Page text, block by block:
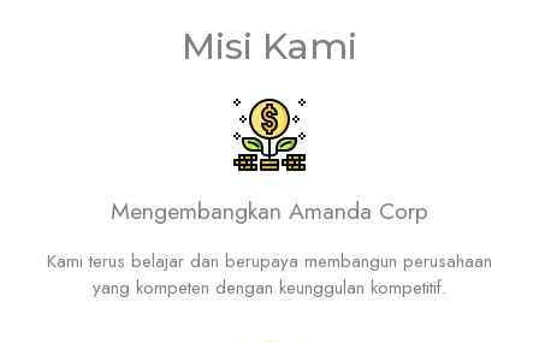
Misi Kami
Mengembangkan Amanda Corp
Kami terus belajar dan berupaya membangun perusahaan
yang kompeten dengan keunggulan kompetitif.